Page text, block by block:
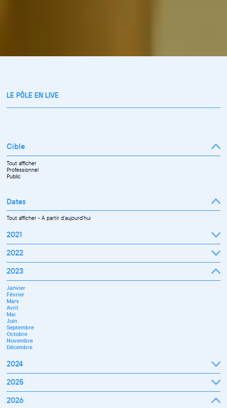
LE PÔLE EN LIVE
Cible
Tout afficher
Professionnel
Public
Dates
Tout afficher-À partir d'aujourd'hui
2021
Septembre
Novembre
Décembre
2022
Janvier
Mars
Avril
Mai
Juin
Juillet
Septembre
Octobre
Novembre
Décembre
2023
Janvier
Février
Mars
Avril
Mai
Juin
Septembre
Octobre
Novembre
Décembre
2024
Janvier
Mars
Avril
2025
Janvier
2026